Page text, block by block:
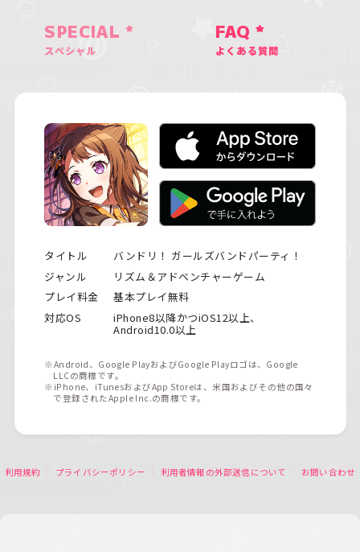
SPECIAL
スペシャル
FAQ
よくある質問
タイトル
バンドリ！ ガールズバンドパーティ！
ジャンル
リズム＆アドベンチャーゲーム
プレイ料金
基本プレイ無料
対応OS
iPhone8以降かつiOS12以上、
Android10.0以上
※Android、Google PlayおよびGoogle Playロゴは、Google
LLCの商標です。
※iPhone、iTunesおよびApp Storeは、米国およびその他の国々
で登録されたApple Inc.の商標です。
利用規約 プライバシーポリシー 利用者情報の外部送信について お問い合わせ